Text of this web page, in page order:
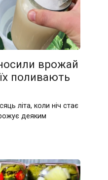
врожай
поливають
літа, коли ніч стає
деяким